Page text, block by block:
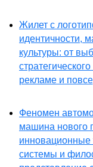
Жилет с
идентичности,
культуры: от
рекламе и
Феномен
машина нового
инновационные
системы и